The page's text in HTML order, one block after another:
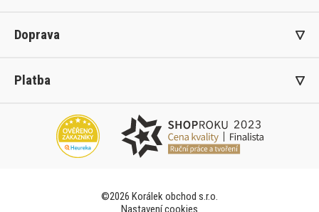
Doprava
Platba
©2026 Korálek obchod s.r.o.
Nastavení cookies